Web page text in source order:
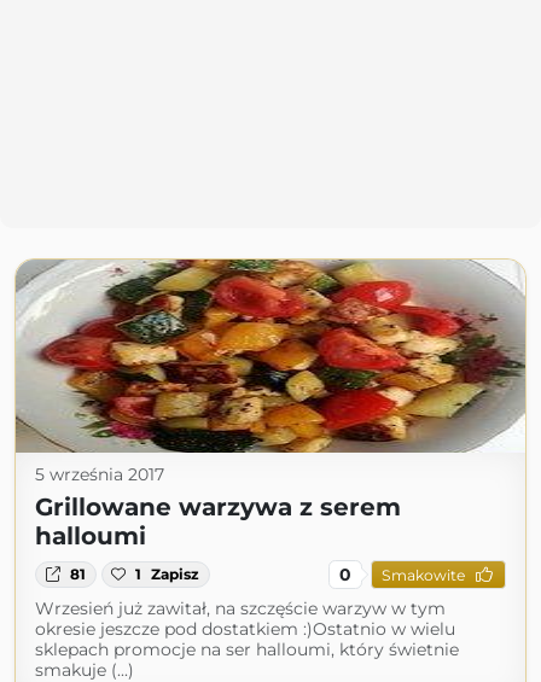
5 września 2017
Grillowane warzywa z serem
halloumi
81 1 Zapisz 0 Smakowite
Wrzesień już zawitał, na szczęście warzyw w tym
okresie jeszcze pod dostatkiem :)Ostatnio w wielu
sklepach promocje na ser halloumi, który świetnie
smakuje (...)